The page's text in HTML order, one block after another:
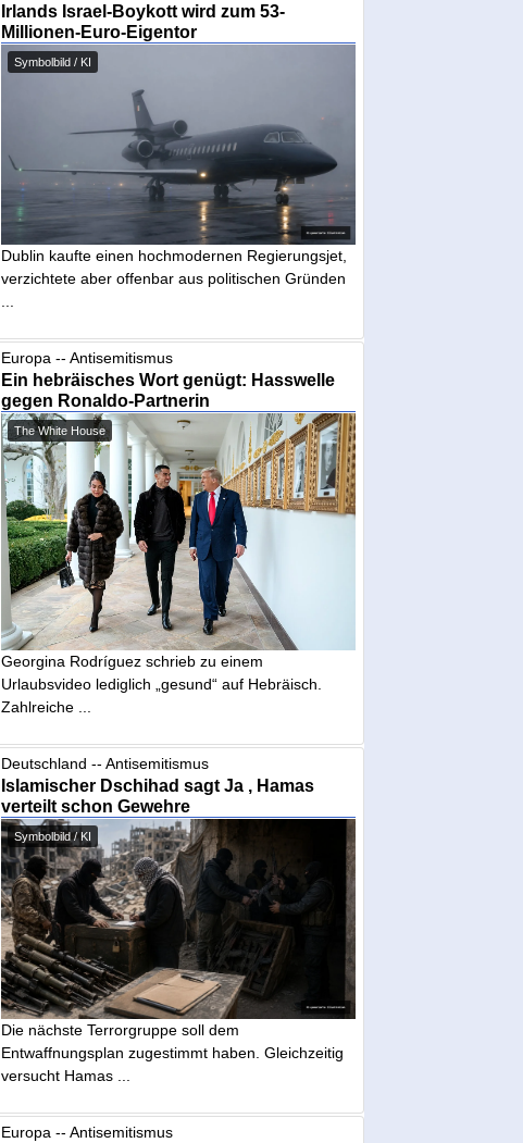
Irlands Israel-Boykott wird zum 53-
Millionen-Euro-Eigentor
Symbolbild / KI
Dublin kaufte einen hochmodernen Regierungsjet,
verzichtete aber offenbar aus politischen Gründen
Europa -- Antisemitismus
Ein hebräisches Wort genügt: Hasswelle
gegen Ronaldo-Partnerin
The White House
Georgina Rodríguez schrieb zu einem
Urlaubsvideo lediglich „gesund“ auf Hebräisch.
Zahlreiche ...
Deutschland -- Antisemitismus
Islamischer Dschihad sagt Ja , Hamas
verteilt schon Gewehre
Symbolbild / KI
Die nächste Terrorgruppe soll dem
Entwaffnungsplan zugestimmt haben. Gleichzeitig
versucht Hamas ...
Europa -- Antisemitismus